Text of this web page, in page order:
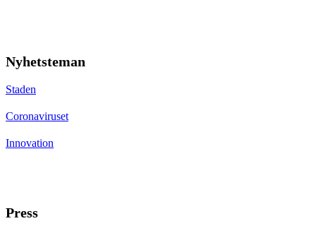
Nyhetsteman
Staden
Coronaviruset
Innovation
Press